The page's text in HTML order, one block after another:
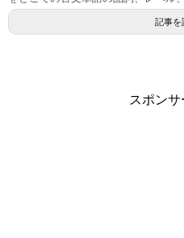
記事を
スポンサ